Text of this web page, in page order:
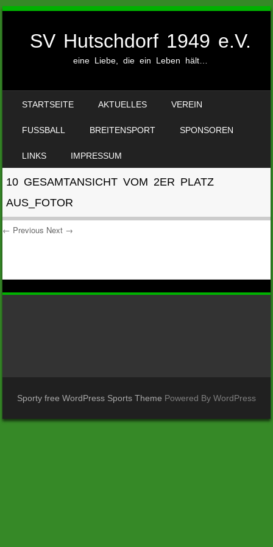
SV Hutschdorf 1949 e.V.
eine Liebe, die ein Leben hält…
STARTSEITE AKTUELLES VEREIN
FUSSBALL BREITENSPORT SPONSOREN
LINKS IMPRESSUM
10 GESAMTANSICHT VOM 2ER PLATZ
AUS_FOTOR
← Previous Next →
Sporty free WordPress Sports Theme Powered By WordPress